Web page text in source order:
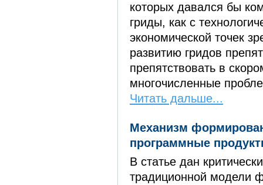
которых давался бы
гриды, как с
экономической точек
развитию гридов
препятствовать в
многочисленные
Читать дальше...
Механизм
программные
В статье дан
традиционной модели